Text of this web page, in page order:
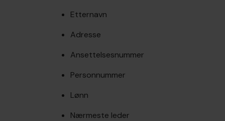
Etternavn
Adresse
Ansettelsesnummer
Personnummer
Lønn
Nærmeste leder